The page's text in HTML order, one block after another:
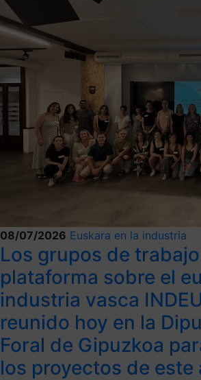
08/07/2026 Euskara en la industria
Los grupos de
plataforma sobre el
industria vasca
reunido hoy en la
Foral de Gipuzkoa
los proyectos de este